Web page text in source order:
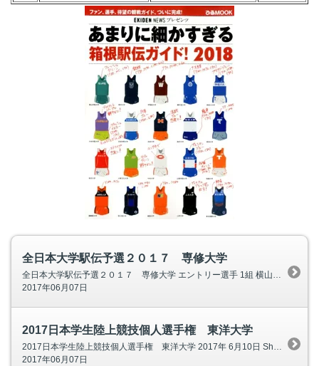
全日本大学駅伝予選２０１７ 専修大学
2017年06月07日
2017日本学生陸上競技個人選手権 東洋大学
2017年06月07日